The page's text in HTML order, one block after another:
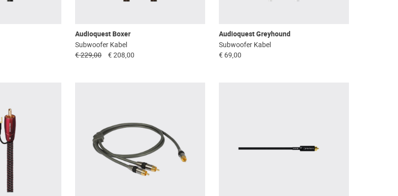
Audioquest Boxer
Subwoofer Kabel
€ 229,00
€ 208,00
Audioquest Greyhound
Subwoofer Kabel
€ 69,00